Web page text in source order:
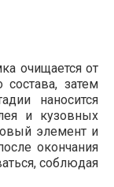
очищается от
состава, затем
наносится
и кузовных
элемент и
окончания
соблюдая